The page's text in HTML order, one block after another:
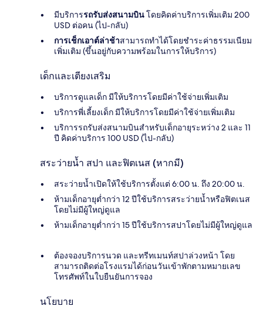
มีบริการรถรับส่งสนามบินโดยคิดค่าบริการเพิ่มเติม 200
USD ต่อคน (ไป-กลับ)
การเช็กเอาต์ล่าช้าสามารถทำได้โดยชำระค่าธรรมเนียม
เพิ่มเติม (ขึ้นอยู่กับความพร้อมในการให้บริการ)
เด็กและเตียงเสริม
บริการดูแลเด็ก มีให้บริการโดยมีค่าใช้จ่ายเพิ่มเติม
บริการพี่เลี้ยงเด็ก มีให้บริการโดยมีค่าใช้จ่ายเพิ่มเติม
บริการรถรับส่งสนามบินสำหรับเด็กอายุระหว่าง 2 และ 11
ปี คิดค่าบริการ 100 USD (ไป-กลับ)
สระว่ายน้ำ สปา และฟิตเนส (หากมี)
สระว่ายน้ำเปิดให้ใช้บริการตั้งแต่ 6:00 น. ถึง 20:00 น.
ห้ามเด็กอายุต่ำกว่า 12 ปีใช้บริการสระว่ายน้ำหรือฟิตเนส
โดยไม่มีผู้ใหญ่ดูแล
ห้ามเด็กอายุต่ำกว่า 15 ปีใช้บริการสปาโดยไม่มีผู้ใหญ่ดูแล
ต้องจองบริการนวด และทรีทเมนท์สปาล่วงหน้า โดย
สามารถติดต่อโรงแรมได้ก่อนวันเข้าพักตามหมายเลข
โทรศัพท์ในใบยืนยันการจอง
นโยบาย